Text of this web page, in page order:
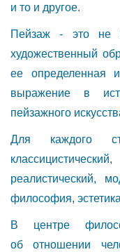
и то и другое.
Пейзаж - это не
художественный
ее определенная
выражение в
пейзажного
Для каждого
реалистический,
философия,
В центре
об отношении